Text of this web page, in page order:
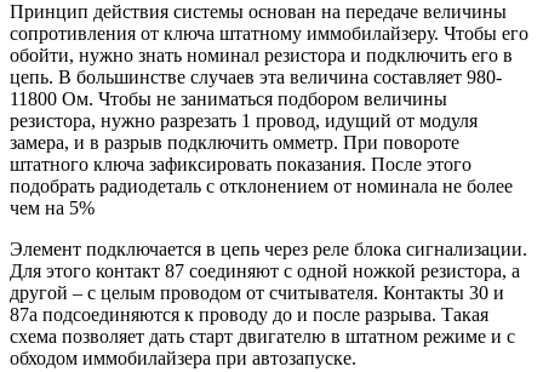
Принцип действия системы основан на передаче величины
сопротивления от ключа штатному иммобилайзеру. Чтобы его
обойти, нужно знать номинал резистора и подключить его в
цепь. В большинстве случаев эта величина составляет 980-
11800 Ом. Чтобы не заниматься подбором величины
резистора, нужно разрезать 1 провод, идущий от модуля
замера, и в разрыв подключить омметр. При повороте
штатного ключа зафиксировать показания. После этого
подобрать радиодеталь с отклонением от номинала не более
чем на 5%
Элемент подключается в цепь через реле блока сигнализации.
Для этого контакт 87 соединяют с одной ножкой резистора, а
другой – с целым проводом от считывателя. Контакты 30 и
87а подсоединяются к проводу до и после разрыва. Такая
схема позволяет дать старт двигателю в штатном режиме и с
обходом иммобилайзера при автозапуске.